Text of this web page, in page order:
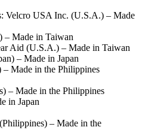
Velcro USA Inc. (U.S.A.) – Made
– Made in Taiwan
Aid (U.S.A.) – Made in Taiwan
– Made in Japan
Made in the Philippines
– Made in the Philippines
in Japan
– Made in the